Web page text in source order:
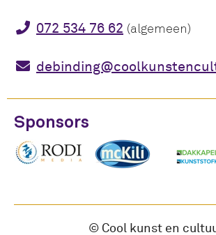
072 534 76 62 (algemeen)
Sponsors
© Cool kunst en